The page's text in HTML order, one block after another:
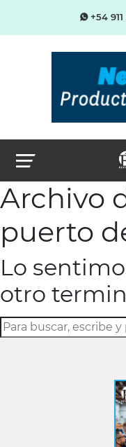
+54 911
Archivo
puerto
Lo
otro